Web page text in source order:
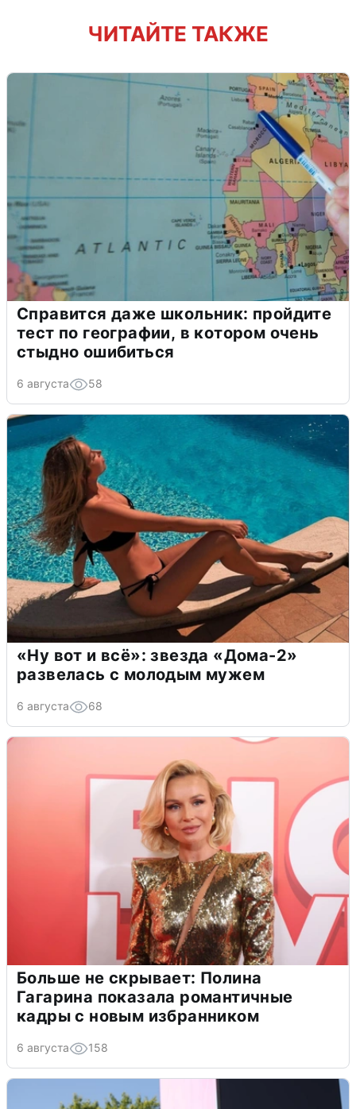
ЧИТАЙТЕ ТАКЖЕ
Справится даже школьник: пройдите
тест по географии, в котором очень
стыдно ошибиться
6 августа 58
«Ну вот и всё»: звезда «Дома-2»
развелась с молодым мужем
6 августа 68
Больше не скрывает: Полина
Гагарина показала романтичные
кадры с новым избранником
6 августа 158